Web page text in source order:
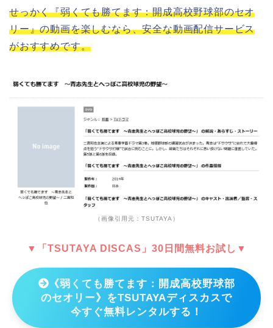
せっかく『弱くても勝てます：開成高校野球部のセオ
リー』の動画を楽しむなら、安全な動画配信サービス
がおすすめです。
（画像引用元：TSUTAYA）
▼「TSUTAYA DISCAS」30日間無料お試し▼
《弱くても勝てます：開成高校野球部
のセオリー》をTSUTAYAディスカスで
今すぐ無料レンタルする！